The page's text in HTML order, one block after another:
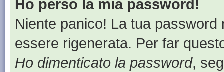
Ho perso la mia password!
Niente panico! La tua
essere rigenerata. Per far
Ho dimenticato la password,